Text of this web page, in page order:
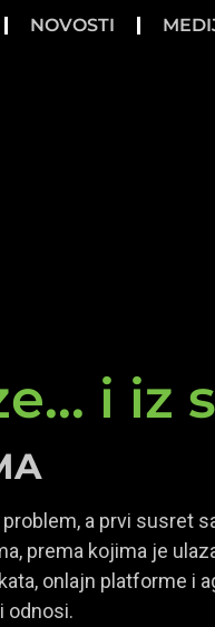
NOVOSTI
i iz
a prvi susret
prema kojima je
onlajn platforme i
odnosi.